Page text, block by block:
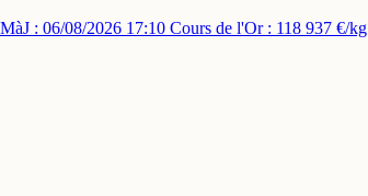
MàJ : 06/08/2026 17:10 Cours de l'Or : 118 937 €/kg